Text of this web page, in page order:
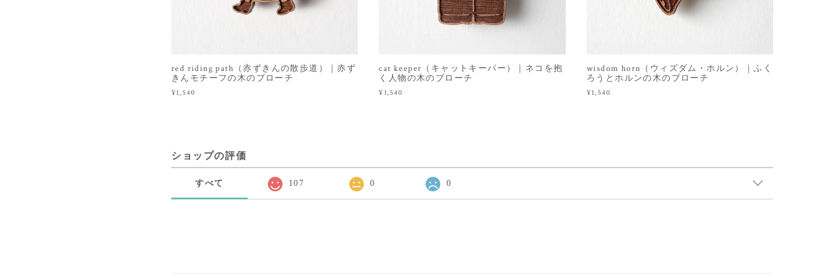
red riding path（赤ずきんの散歩道）｜赤ず
きんモチーフの木のブローチ
¥1,540
cat keeper（キャットキーパー）｜ネコを抱
く人物の木のブローチ
¥1,540
wisdom horn（ウィズダム・ホルン）｜ふく
ろうとホルンの木のブローチ
¥1,540
ショップの評価
すべて 107 0 0